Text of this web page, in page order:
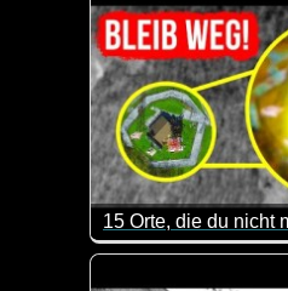
Sehr interessant,